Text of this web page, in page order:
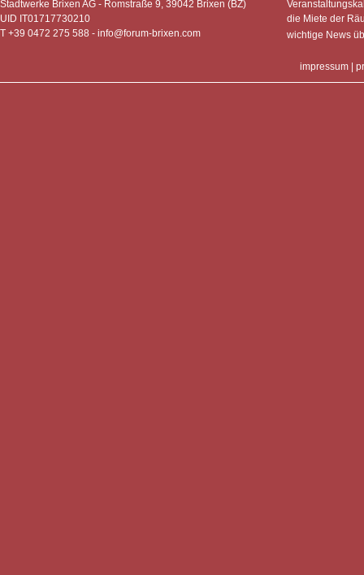
Stadtwerke Brixen AG - Romstraße 9, 39042 Brixen (BZ)
UID IT01717730210
T +39 0472 275 588 - info@forum-brixen.com
die Miete der
wichtige News
impressum